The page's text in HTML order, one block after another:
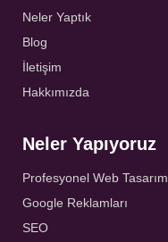
Neler Yaptık
Blog
İletişim
Hakkımızda
Neler Yapıyoruz
Profesyonel Web Tasarım
Google Reklamları
SEO